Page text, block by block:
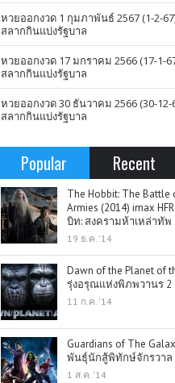
หวยออกงวด 1 กุมภาพันธ์ 2567 (1-2-
สลากกินแบ่งรัฐบาล
หวยออกงวด 17 มกราคม 2566 (17-1-
สลากกินแบ่งรัฐบาล
หวยออกงวด 30 ธันวาคม 2566 (30-
สลากกินแบ่งรัฐบาล
Popular Recent
The Hobbit: The Battle
Armies (2014) imax
บิท: สงครามห้าเหล่าทัพ
19 ธ.ค. '14
Dawn of the Planet of
รุ่งอรุณแห่งพิภพวานร 2
11 ก.ค. '14
Guardians of The
พันธุ์นักสู้พิทักษ์จักรวาล
1 ส.ค. '14